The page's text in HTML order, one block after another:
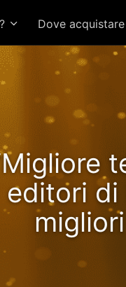
Dove acquistare
editori di
Gen2
con
più